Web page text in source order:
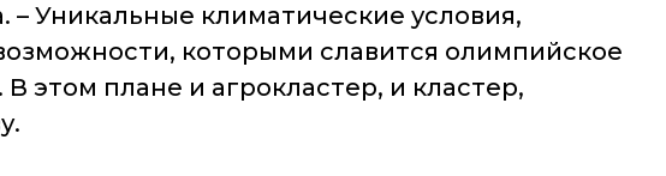
– Уникальные климатические условия,
которыми славится олимпийское
этом плане и агрокластер, и кластер,